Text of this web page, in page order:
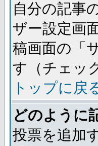
自分の記事
ザー設定画
稿画面の「
す（チェッ
トップに戻
どのように
投票を追加